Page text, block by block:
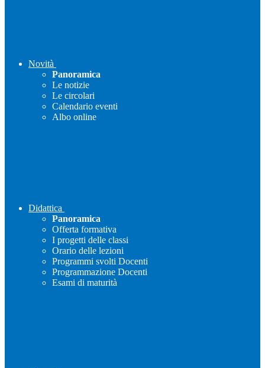
Novità
Panoramica
Le notizie
Le circolari
Calendario eventi
Albo online
Didattica
Panoramica
Offerta formativa
I progetti delle classi
Orario delle lezioni
Programmi svolti Docenti
Programmazione Docenti
Esami di maturità